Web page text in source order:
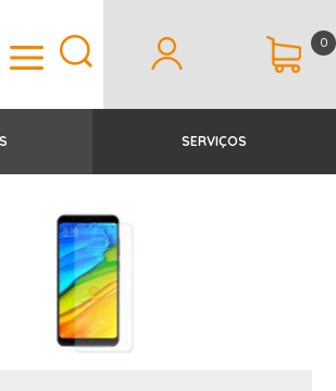
0
SERVIÇOS